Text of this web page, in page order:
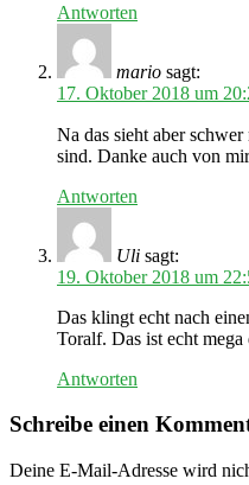
Antworten
mario sagt:
17. Oktober 2018 um
Na das sieht aber
sind. Danke auch von
Antworten
Uli sagt:
19. Oktober 2018 um
Das klingt echt nach
Toralf. Das ist echt
Antworten
Schreibe einen
Deine E-Mail-Adresse wird